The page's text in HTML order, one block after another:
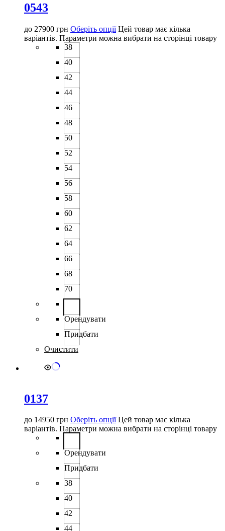
0543
до 27900 грн Оберіть опції Цей товар має кілька
варіантів. Параметри можна вибрати на сторінці товару
38
40
42
44
46
48
50
52
54
56
58
60
62
64
66
68
70
Орендувати
Придбати
Очистити
0137
до 14950 грн Оберіть опції Цей товар має кілька
варіантів. Параметри можна вибрати на сторінці товару
Орендувати
Придбати
38
40
42
44